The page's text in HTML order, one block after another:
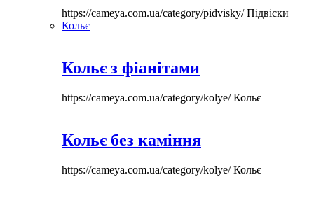
https://cameya.com.ua/category/pidvisky/Підвіски
Кольє
Кольє з фіанітами
https://cameya.com.ua/category/kolye/Кольє
Кольє без каміння
https://cameya.com.ua/category/kolye/Кольє